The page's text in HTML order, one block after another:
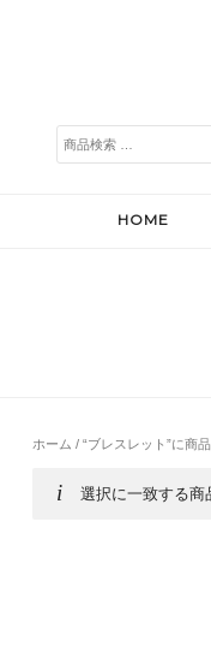
検
索
HOME
ホーム / “ブレスレット”に商
選択に一致する商